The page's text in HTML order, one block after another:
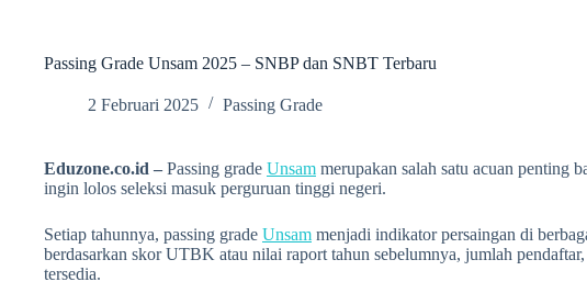
Passing Grade Unsam 2025 – SNBP dan SNBT Terbaru
2 Februari 2025 Passing Grade
Eduzone.co.id – Passing grade Unsam merupakan salah satu acuan penting
ingin lolos seleksi masuk perguruan tinggi negeri.
Setiap tahunnya, passing grade Unsam menjadi indikator persaingan di
berdasarkan skor UTBK atau nilai raport tahun sebelumnya, jumlah
tersedia.